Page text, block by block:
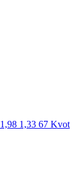
1,33 67 Kvot